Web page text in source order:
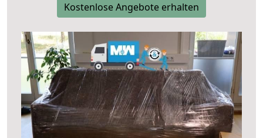
Kostenlose Angebote erhalten